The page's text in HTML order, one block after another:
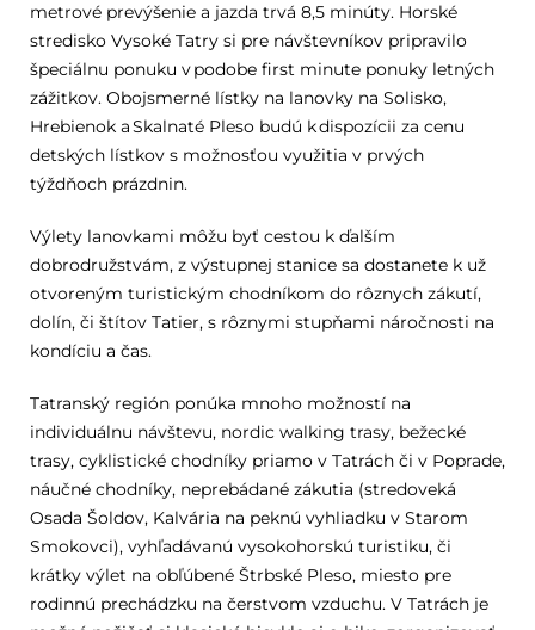
metrové prevýšenie a jazda trvá 8,5 minúty. Horské
stredisko Vysoké Tatry si pre návštevníkov pripravilo
špeciálnu ponuku v podobe first minute ponuky letných
zážitkov. Obojsmerné lístky na lanovky na Solisko,
Hrebienok a Skalnaté Pleso budú k dispozícii za cenu
detských lístkov s možnosťou využitia v prvých
týždňoch prázdnin.
Výlety lanovkami môžu byť cestou k ďalším
dobrodružstvám, z výstupnej stanice sa dostanete k už
otvoreným turistickým chodníkom do rôznych zákutí,
dolín, či štítov Tatier, s rôznymi stupňami náročnosti na
kondíciu a čas.
Tatranský región ponúka mnoho možností na
individuálnu návštevu, nordic walking trasy, bežecké
trasy, cyklistické chodníky priamo v Tatrách či v Poprade,
náučné chodníky, neprebádané zákutia (stredoveká
Osada Šoldov, Kalvária na peknú vyhliadku v Starom
Smokovci), vyhľadávanú vysokohorskú turistiku, či
krátky výlet na obľúbené Štrbské Pleso, miesto pre
rodinnú prechádzku na čerstvom vzduchu. V Tatrách je